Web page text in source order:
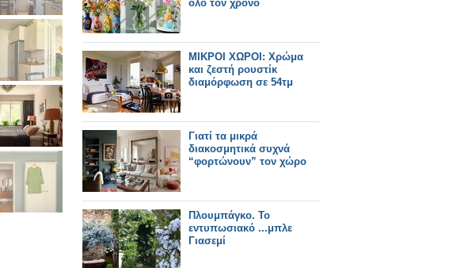
όλο τον χρόνο
ΜΙΚΡΟΙ ΧΩΡΟΙ: Χρώμα
και ζεστή ρουστίκ
διαμόρφωση σε 54τμ
Γιατί τα μικρά
διακοσμητικά συχνά
“φορτώνουν” τον χώρο
Πλουμπάγκο. Το
εντυπωσιακό ...μπλε
Γιασεμί